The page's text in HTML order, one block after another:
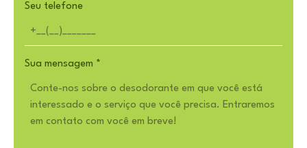
Seu telefone
Sua mensagem *